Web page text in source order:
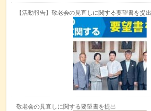
【活動報告】敬老会の見直しに関する要望書を提出
敬老会の見直しに関する要望書を提出